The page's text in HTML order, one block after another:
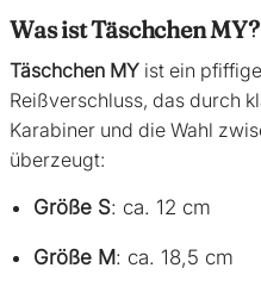
Was ist Täschchen MY?
Täschchen MY ist ein
Reißverschluss, das durch
Karabiner und die Wahl
überzeugt:
Größe S: ca. 12 cm
Größe M: ca. 18,5 cm